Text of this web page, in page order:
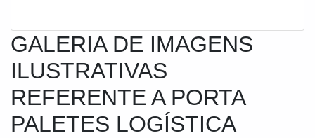
GALERIA DE IMAGENS
ILUSTRATIVAS
REFERENTE A PORTA
PALETES LOGÍSTICA